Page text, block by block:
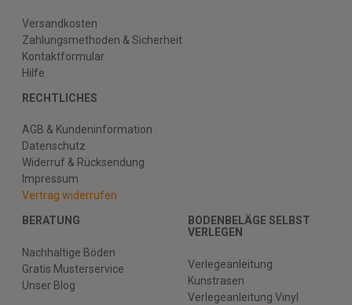
Versandkosten
Zahlungsmethoden & Sicherheit
Kontaktformular
Hilfe
RECHTLICHES
AGB & Kundeninformation
Datenschutz
Widerruf & Rücksendung
Impressum
Vertrag widerrufen
BERATUNG
Nachhaltige Böden
Gratis Musterservice
Unser Blog
BODENBELÄGE SELBST
VERLEGEN
Verlegeanleitung
Kunstrasen
Verlegeanleitung Vinyl